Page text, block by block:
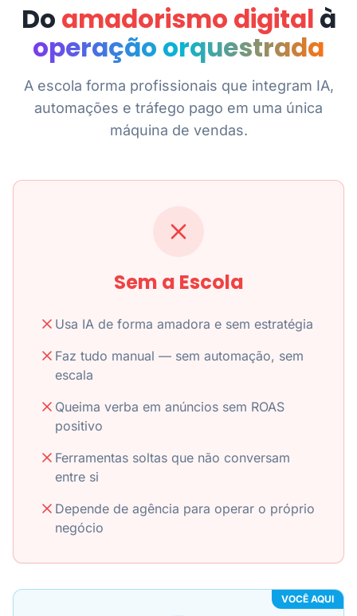
Do amadorismo digital à
operação orquestrada
A escola forma profissionais que integram IA,
automações e tráfego pago em uma única
máquina de vendas.
Sem a Escola
Usa IA de forma amadora e sem estratégia
Faz tudo manual — sem automação, sem
escala
Queima verba em anúncios sem ROAS
positivo
Ferramentas soltas que não conversam
entre si
Depende de agência para operar o próprio
negócio
VOCÊ AQUI